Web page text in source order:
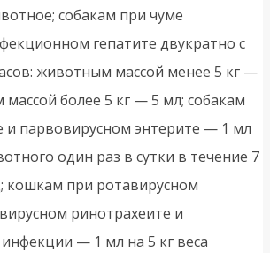
собакам при чуме
гепатите двукратно с
животным массой менее 5 кг —
более 5 кг — 5 мл; собакам
и парвовирусном энтерите — 1 мл
один раз в сутки в течение 7
кошкам при ротавирусном
ринотрахеите и
— 1 мл на 5 кг веса